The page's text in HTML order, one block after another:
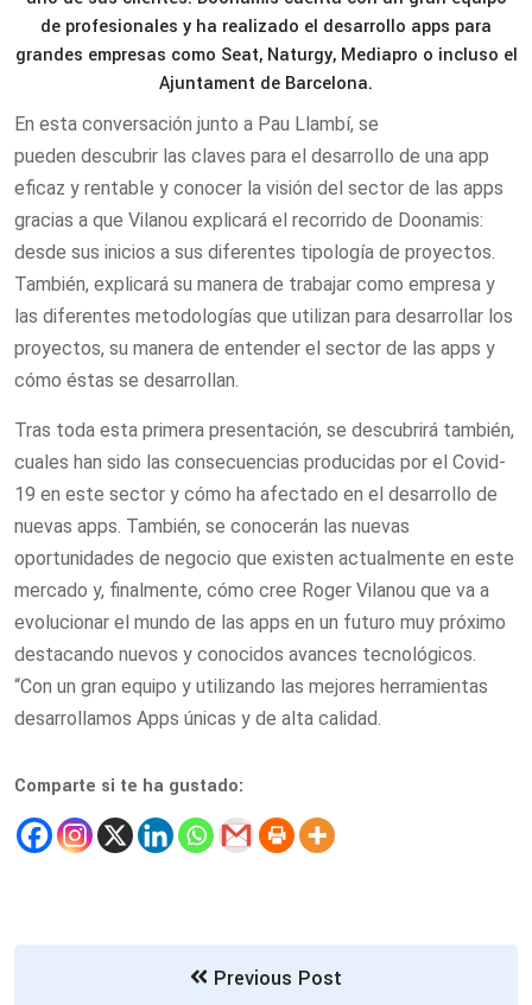
de profesionales y ha realizado el desarrollo apps para
grandes empresas como Seat, Naturgy, Mediapro o incluso el
Ajuntament de Barcelona.
En esta conversación junto a Pau Llambí, se
pueden descubrir las claves para el desarrollo de una app
eficaz y rentable y conocer la visión del sector de las apps
gracias a que Vilanou explicará el recorrido de Doonamis:
desde sus inicios a sus diferentes tipología de proyectos.
También, explicará su manera de trabajar como empresa y
las diferentes metodologías que utilizan para desarrollar los
proyectos, su manera de entender el sector de las apps y
cómo éstas se desarrollan.
Tras toda esta primera presentación, se descubrirá también,
cuales han sido las consecuencias producidas por el Covid-
19 en este sector y cómo ha afectado en el desarrollo de
nuevas apps. También, se conocerán las nuevas
oportunidades de negocio que existen actualmente en este
mercado y, finalmente, cómo cree Roger Vilanou que va a
evolucionar el mundo de las apps en un futuro muy próximo
destacando nuevos y conocidos avances tecnológicos.
“Con un gran equipo y utilizando las mejores herramientas
desarrollamos Apps únicas y de alta calidad.
Comparte si te ha gustado:
Previous Post